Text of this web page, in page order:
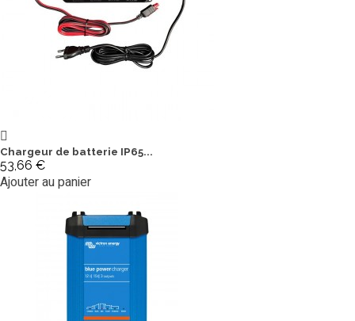
Chargeur de batterie IP65...
53,66 €
Ajouter au panier